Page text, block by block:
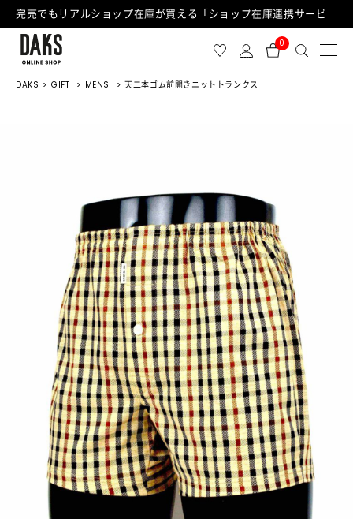
完売でもリアルショップ在庫が買える「ショップ在庫連携サービス」が日中もご利用可能になりました！
0
DAKS GIFT MENS 天二本ゴム前開きニットトランクス